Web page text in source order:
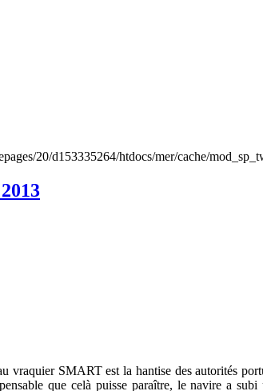
20/d153335264/htdocs/mer/cache/
vraquier SMART est la hantise des autorités
que celà puisse paraître, le navire a subi